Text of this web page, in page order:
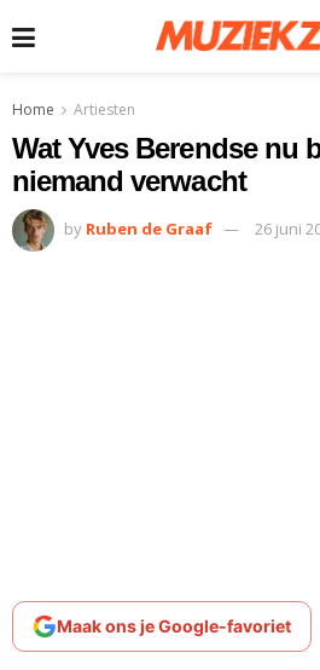
Home Artiesten
Wat Yves Berendse nu
niemand verwacht
by Ruben de Graaf 26 juni
Maak ons je Google-favoriet